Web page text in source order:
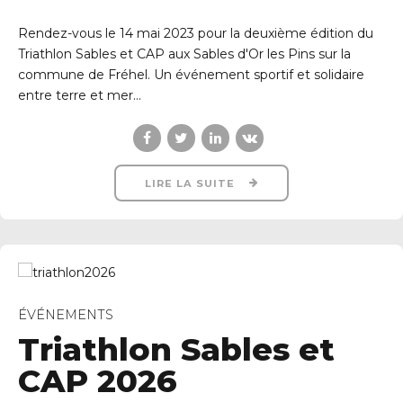
Rendez-vous le 14 mai 2023 pour la deuxième édition du
Triathlon Sables et CAP aux Sables d'Or les Pins sur la
commune de Fréhel. Un événement sportif et solidaire
entre terre et mer...
LIRE LA SUITE
ÉVÉNEMENTS
Triathlon Sables et
CAP 2026